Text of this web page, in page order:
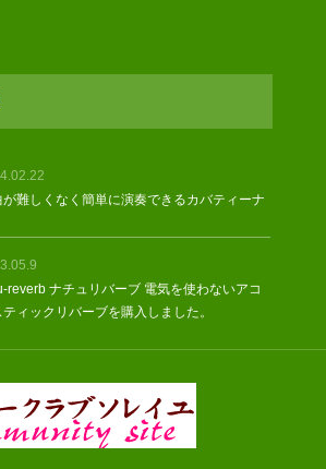
が難しくなく簡単に演奏できるカバティーナ
reverb ナチュリバーブ 電気を使わないアコ
ティックリバーブを購入しました。